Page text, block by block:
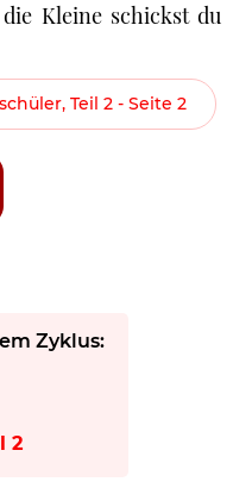
Kleine schickst du
Teil 2 - Seite 2
Zyklus:
2